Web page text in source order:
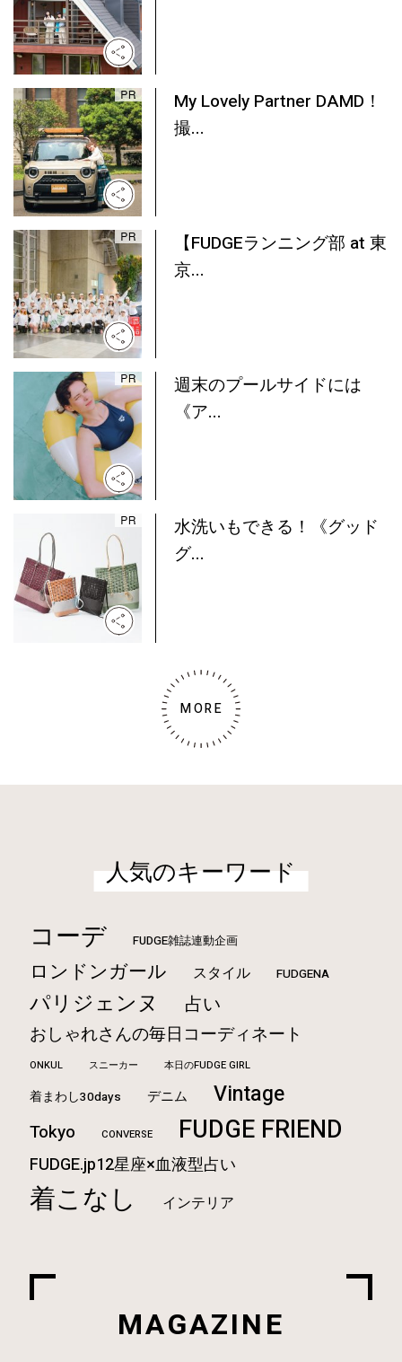
My Lovely Partner DAMD！
撮...
【FUDGEランニング部 at 東
京...
週末のプールサイドには
《ア...
水洗いもできる！《グッド
グ...
MORE
人気のキーワード
コーデ FUDGE雑誌連動企画
ロンドンガール スタイル FUDGENA
パリジェンヌ
占い
おしゃれさんの毎日コーディネート
ONKUL スニーカー 本日のFUDGE GIRL
着まわし30days デニム Vintage
Tokyo CONVERSE FUDGE FRIEND
FUDGE.jp12星座×血液型占い
着こなし インテリア
MAGAZINE